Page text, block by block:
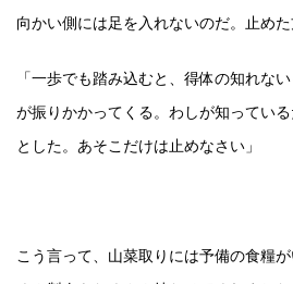
向かい側には足を入れないのだ。止めた
「一歩でも踏み込むと、得体の知れな
が振りかかってくる。わしが知ってい
とした。あそこだけは止めなさい」
こう言って、山菜取りには予備の食糧